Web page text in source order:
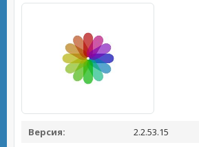
Версия:
2.2.53.15